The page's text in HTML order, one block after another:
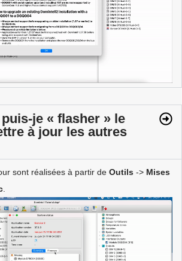
je « flasher » le
à jour les autres
sont réalisées à partir de Outils -> Mises
.